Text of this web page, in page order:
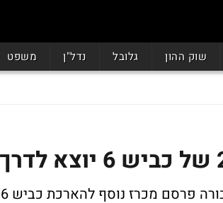
שוק ההון גלובל נדל"ן משפט